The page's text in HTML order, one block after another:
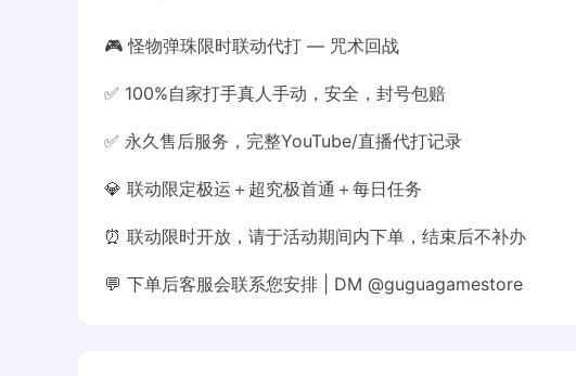
🎮 怪物弹珠限时联动代打 — 咒术回战
✅ 100%自家打手真人手动，安全，封号包赔
✅ 永久售后服务，完整YouTube/直播代打记录
💎 联动限定极运＋超究极首通＋每日任务
⏰ 联动限时开放，请于活动期间内下单，结束后不补办
💬 下单后客服会联系您安排 | DM @guguagamestore